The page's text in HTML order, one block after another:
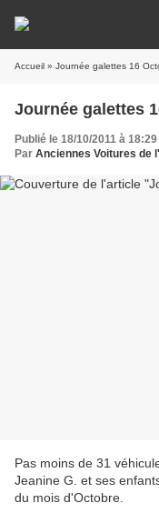
Accueil » Journée galettes 16
Journée galettes
Publié le 18/10/2011 à 18:29
Par Anciennes Voitures de
Pas moins de 31
Jeanine G. et ses
du mois d'Octobre.